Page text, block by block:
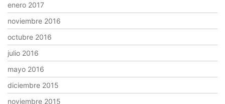
enero 2017
noviembre 2016
octubre 2016
julio 2016
mayo 2016
diciembre 2015
noviembre 2015